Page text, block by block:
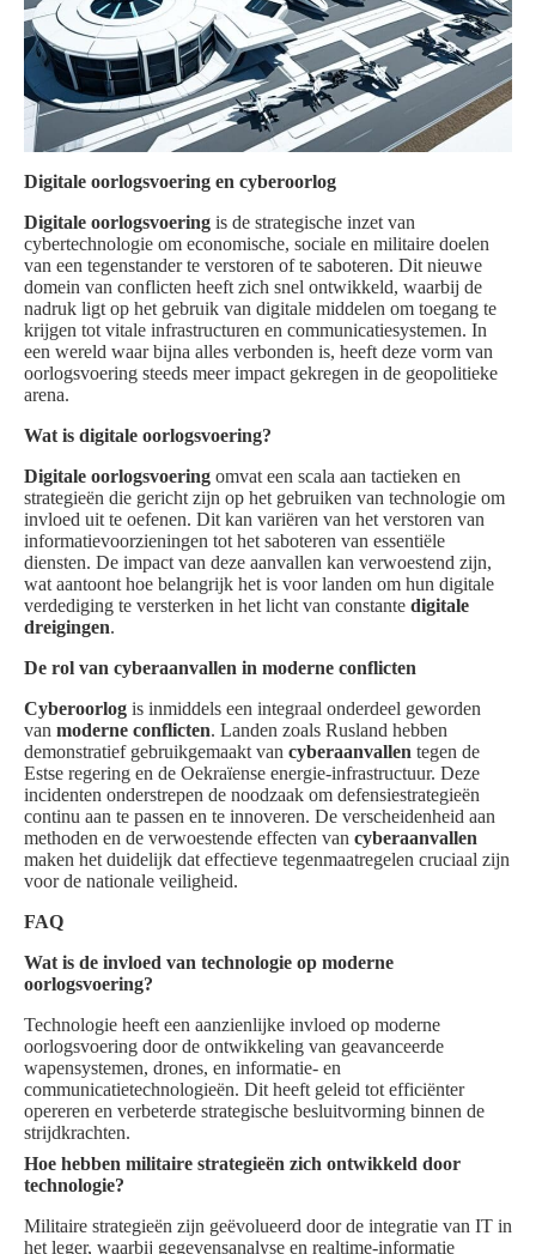
Digitale oorlogsvoering en cyberoorlog
Digitale oorlogsvoering is de strategische inzet van
cybertechnologie om economische, sociale en militaire doelen
van een tegenstander te verstoren of te saboteren. Dit nieuwe
domein van conflicten heeft zich snel ontwikkeld, waarbij de
nadruk ligt op het gebruik van digitale middelen om toegang te
krijgen tot vitale infrastructuren en communicatiesystemen. In
een wereld waar bijna alles verbonden is, heeft deze vorm van
oorlogsvoering steeds meer impact gekregen in de geopolitieke
arena.
Wat is digitale oorlogsvoering?
Digitale oorlogsvoering omvat een scala aan tactieken en
strategieën die gericht zijn op het gebruiken van technologie om
invloed uit te oefenen. Dit kan variëren van het verstoren van
informatievoorzieningen tot het saboteren van essentiële
diensten. De impact van deze aanvallen kan verwoestend zijn,
wat aantoont hoe belangrijk het is voor landen om hun digitale
verdediging te versterken in het licht van constante digitale
dreigingen.
De rol van cyberaanvallen in moderne conflicten
Cyberoorlog is inmiddels een integraal onderdeel geworden
van moderne conflicten. Landen zoals Rusland hebben
demonstratief gebruikgemaakt van cyberaanvallen tegen de
Estse regering en de Oekraïense energie-infrastructuur. Deze
incidenten onderstrepen de noodzaak om defensiestrategieën
continu aan te passen en te innoveren. De verscheidenheid aan
methoden en de verwoestende effecten van cyberaanvallen
maken het duidelijk dat effectieve tegenmaatregelen cruciaal zijn
voor de nationale veiligheid.
FAQ
Wat is de invloed van technologie op moderne
oorlogsvoering?
Technologie heeft een aanzienlijke invloed op moderne
oorlogsvoering door de ontwikkeling van geavanceerde
wapensystemen, drones, en informatie- en
communicatietechnologieën. Dit heeft geleid tot efficiënter
opereren en verbeterde strategische besluitvorming binnen de
strijdkrachten.
Hoe hebben militaire strategieën zich ontwikkeld door
technologie?
Militaire strategieën zijn geëvolueerd door de integratie van IT in
het leger, waarbij gegevensanalyse en realtime-informatie